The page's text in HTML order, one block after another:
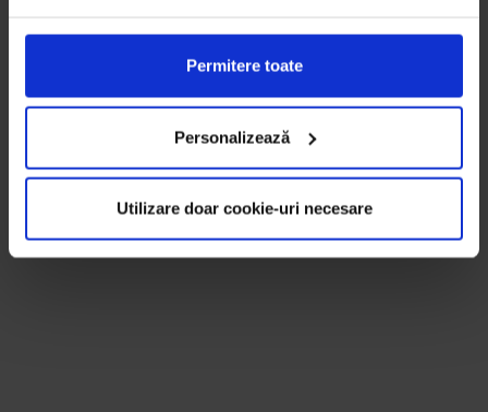
Permitere toate
Personalizează
Utilizare doar cookie-uri necesare